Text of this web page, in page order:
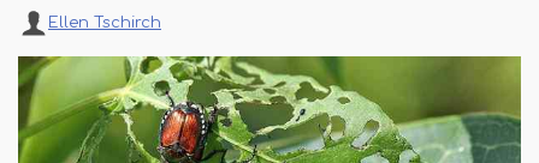
Ellen Tschirch